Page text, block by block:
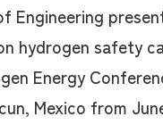
Engineering
hydrogen safety
Energy
Mexico from